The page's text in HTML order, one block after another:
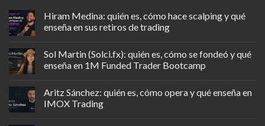
Hiram Medina: quién es, cómo hace scalping y qué
enseña en sus retiros de trading
Sol Martin (Solci.fx): quién es, cómo se fondeó y qué
enseña en 1M Funded Trader Bootcamp
Aritz Sánchez: quién es, cómo opera y qué enseña en
IMOX Trading